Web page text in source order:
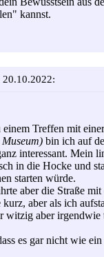
kannst.
20.10.2022:
einem Treffen mit
bin ich auf
interessant. Mein
in die Hocke und
starten würde.
aber die Straße mit
aber als ich
witzig aber
es gar nicht wie